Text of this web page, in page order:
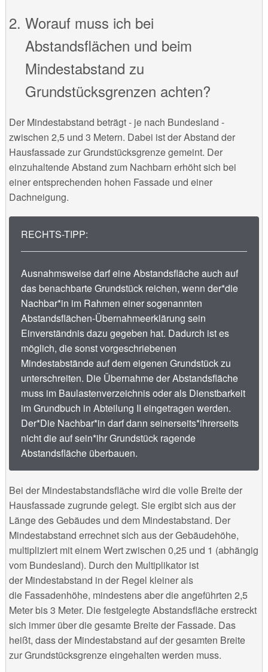
Worauf muss ich bei
Abstandsflächen und beim
Mindestabstand zu
Grundstücksgrenzen achten?
Der Mindestabstand beträgt - je nach Bundesland -
zwischen 2,5 und 3 Metern. Dabei ist der Abstand der
Hausfassade zur Grundstücksgrenze gemeint. Der
einzuhaltende Abstand zum Nachbarn erhöht sich bei
einer entsprechenden hohen Fassade und einer
Dachneigung.
RECHTS-TIPP:
Ausnahmsweise darf eine Abstandsfläche auch auf
das benachbarte Grundstück reichen, wenn der*die
Nachbar*in im Rahmen einer sogenannten
Abstandsflächen-Übernahmeerklärung sein
Einverständnis dazu gegeben hat. Dadurch ist es
möglich, die sonst vorgeschriebenen
Mindestabstände auf dem eigenen Grundstück zu
unterschreiten. Die Übernahme der Abstandsfläche
muss im Baulastenverzeichnis oder als Dienstbarkeit
im Grundbuch in Abteilung II eingetragen werden.
Der*Die Nachbar*in darf dann seinerseits*ihrerseits
nicht die auf sein*ihr Grundstück ragende
Abstandsfläche überbauen.
Bei der Mindestabstandsfläche wird die volle Breite der
Hausfassade zugrunde gelegt. Sie ergibt sich aus der
Länge des Gebäudes und dem Mindestabstand. Der
Mindestabstand errechnet sich aus der Gebäudehöhe,
multipliziert mit einem Wert zwischen 0,25 und 1 (abhängig
vom Bundesland). Durch den Multiplikator ist
der Mindestabstand in der Regel kleiner als
die Fassadenhöhe, mindestens aber die angeführten 2,5
Meter bis 3 Meter. Die festgelegte Abstandsfläche erstreckt
sich immer über die gesamte Breite der Fassade. Das
heißt, dass der Mindestabstand auf der gesamten Breite
zur Grundstücksgrenze eingehalten werden muss.